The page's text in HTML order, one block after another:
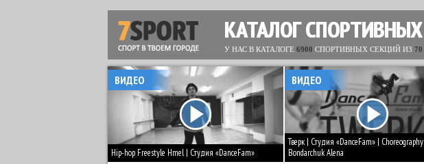
КАТАЛОГ
У НАС В КАТАЛОГЕ 6900 СПОРТИВНЫХ СЕКЦИЙ ИЗ 70
Hip-hop Freestyle Hmel | Студия «DanceFam»
ВИДЕО
Тверк | Студия «DanceFam» |
Bondarchuk Alena
ВИДЕО